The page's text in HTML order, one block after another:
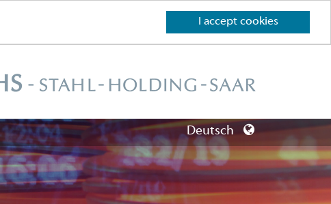
I accept cookies
Deutsch
Deutsch
English